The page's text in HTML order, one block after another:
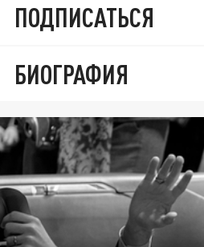
ПОДПИСАТЬСЯ
БИОГРАФИЯ